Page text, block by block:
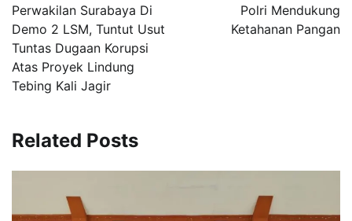
Perwakilan Surabaya Di
Demo 2 LSM, Tuntut Usut
Tuntas Dugaan Korupsi
Atas Proyek Lindung
Tebing Kali Jagir
Polri Mendukung
Ketahanan Pangan
Related Posts